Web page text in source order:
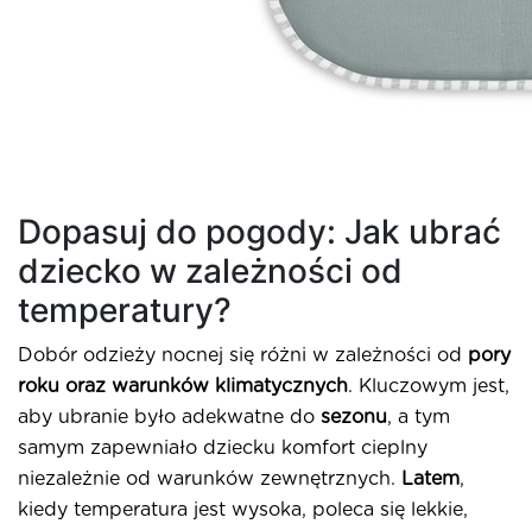
Dopasuj do pogody: Jak ubrać
dziecko w zależności od
temperatury?
Dobór odzieży nocnej się różni w zależności od pory
roku oraz warunków klimatycznych. Kluczowym jest,
aby ubranie było adekwatne do sezonu, a tym
samym zapewniało dziecku komfort cieplny
niezależnie od warunków zewnętrznych. Latem,
kiedy temperatura jest wysoka, poleca się lekkie,